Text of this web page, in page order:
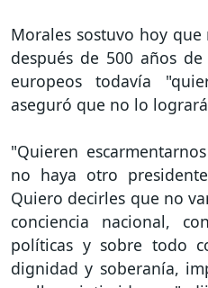
Morales sostuvo hoy
después de 500 años
europeos todavía
aseguró que no lo
"Quieren
no haya otro
Quiero decirles que no
conciencia nacional,
políticas y sobre todo
dignidad y soberanía,